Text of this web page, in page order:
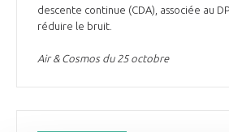
descente continue (CDA), associée au
réduire le bruit.
Air & Cosmos du 25 octobre